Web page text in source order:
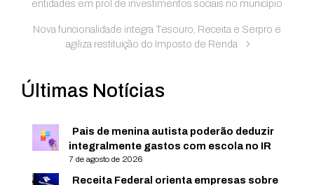
entidades em prol de investimentos sociais no município
Nova funcionalidade integra Tesouro, Receita e Serpro e
agiliza restituição do Imposto de Renda
Últimas Notícias
Pais de menina autista poderão deduzir
integralmente gastos com escola no IR
7 de agosto de 2026
Receita Federal orienta empresas sobre